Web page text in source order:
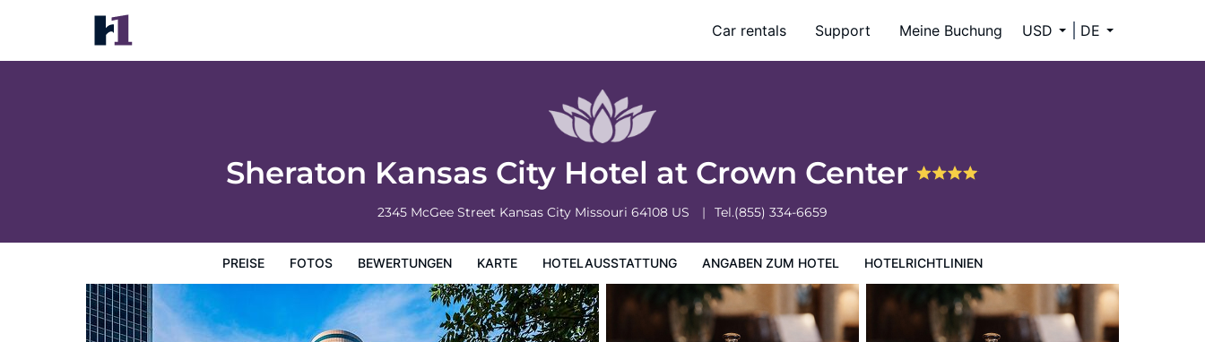
Car rentals Support Meine Buchung USD DE
Sheraton Kansas City Hotel at Crown Center
2345 McGee Street Kansas City Missouri 64108 US Tel.(855) 334-6659
PREISE FOTOS BEWERTUNGEN KARTE HOTELAUSSTATTUNG ANGABEN ZUM HOTEL HOTELRICHTLINIEN
Sheraton Kansas City Hotel at Crown Center
Preise